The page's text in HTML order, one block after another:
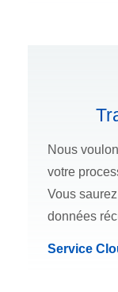
Nous
votre
Vous
données
Service